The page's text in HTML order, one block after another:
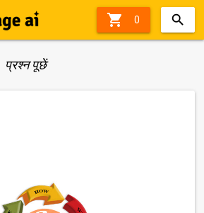
 0
प्रश्न पूछें
43%
off